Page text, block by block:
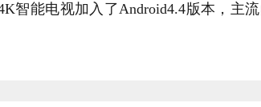
智能电视加入了Android4.4版本，主